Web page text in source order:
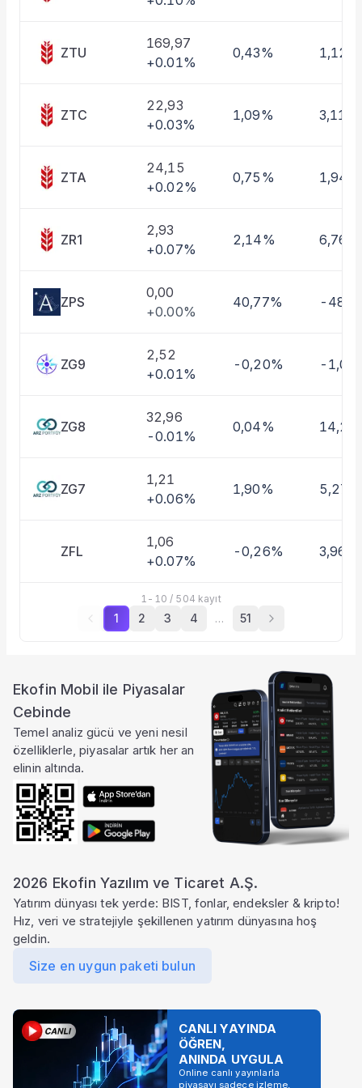
ZTU
169,97
+0.01%
0,43% 1,12%
ZTC
22,93
+0.03%
1,09% 3,11%
ZTA
24,15
+0.02%
0,75% 1,94%
ZR1
2,93
+0.07%
2,14% 6,76%
ZPS
0,00
+0.00%
40,77% -
ZG9
2,52
+0.01%
-0,20% -
ZG8
32,96
-0.01%
0,04%
ZG7
1,21
+0.06%
1,90% 5,27%
ZFL
1,06
+0.07%
-0,26% 3,96%
1 - 10 / 504 kayıt
1 2 3 4 … 51
Ekofin Mobil ile Piyasalar
Cebinde
Temel analiz gücü ve yeni nesil
özelliklerle, piyasalar artık her an
elinin altında.
2026 Ekofin Yazılım ve Ticaret A.Ş.
Yatırım dünyası tek yerde: BIST, fonlar, endeksler & kripto!
Hız, veri ve stratejiyle şekillenen yatırım dünyasına hoş
geldin.
Size en uygun paketi bulun
CANLI YAYINDA
ÖĞREN,
ANINDA UYGULA
Online canlı yayınlarla
piyasayı sadece izleme,